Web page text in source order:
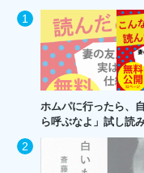
ホムパに行ったら、
ら呼ぶなよ」試し読